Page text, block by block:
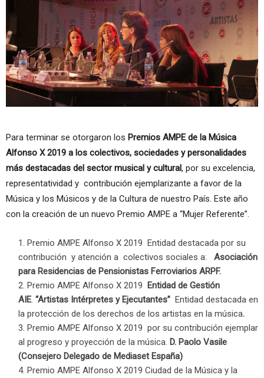
Para terminar se otorgaron los Premios AMPE de la Música
Alfonso X 2019 a los colectivos, sociedades y personalidades
más destacadas del sector musical y cultural, por su excelencia,
representatividad y contribución ejemplarizante a favor de la
Música y los Músicos y de la Cultura de nuestro País. Este año
con la creación de un nuevo Premio AMPE a “Mujer Referente”.
Premio AMPE Alfonso X 2019 Entidad destacada por su
contribución y atención a colectivos sociales a: Asociación
para Residencias de Pensionistas Ferroviarios ARPF.
Premio AMPE Alfonso X 2019 Entidad de Gestión
AIE. “Artistas Intérpretes y Ejecutantes” Entidad destacada en
la protección de los derechos de los artistas en la música.
Premio AMPE Alfonso X 2019 por su contribución ejemplar
al progreso y proyección de la música. D. Paolo Vasile
(Consejero Delegado de Mediaset España)
Premio AMPE Alfonso X 2019 Ciudad de la Música y la